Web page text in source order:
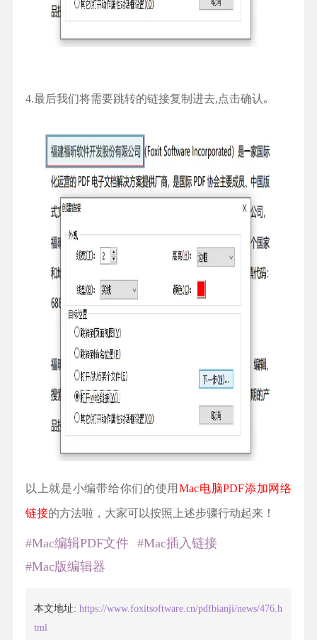
4.最后我们将需要跳转的链接复制进去,点击确认｡
以上就是小编带给你们的使用Mac电脑PDF添加网络
链接的方法啦，大家可以按照上述步骤行动起来！
#Mac编辑PDF文件
#Mac插入链接
#Mac版编辑器
本文地址: https://www.foxitsoftware.cn/pdfbianji/news/476.h
tml